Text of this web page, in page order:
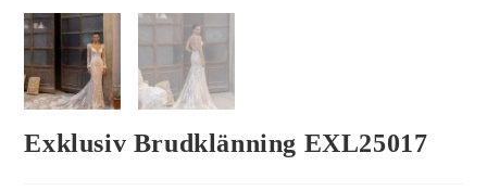
Exklusiv Brudklänning EXL25017